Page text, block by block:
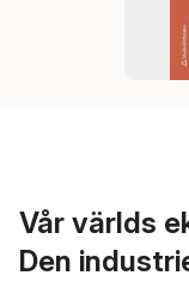
Vår världs
Den